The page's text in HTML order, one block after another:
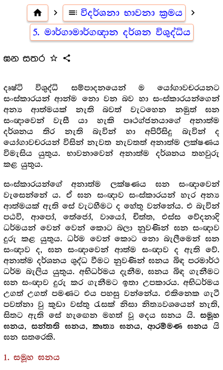
home navigate_next toc විදර්ශනා භාවනා ක්‍රමය navigate_next
5. මාර්ගාමාර්ගඥාන දර්ශන විශුද්ධිය
ඝන සතර star_outline share
දෘෂ්ටි විශුද්ධි සම්පාදනයෙන් ම යෝගාවචරයනට
සංස්කාරයන් ආන්ම නො වන බව හා සංස්කාරයන්ගෙන්
අන්‍ය ආත්මයක් නැති බවත් වැටහෙන නමුත් ඝන
සංඥාවෙන් වැසී යා හැකි පෘථග්ජනයාගේ අනාත්ම
දර්ශනය තිර නැති බැවින් හා අපිරිසිදු බැවින් ද
යෝගාවචරයන් විසින් නැවත නැවතත් අනාත්ම ලක්ෂණය
විමැසිය යුතුය. භාවනාවෙන් අනාත්ම දර්ශනය තහවුරු
කළ යුතුය.
සංස්කාරයන්ගේ අනාත්ම ලක්ෂණය ඝන සංඥාවෙන්
වැසෙන්නේ ය. ඒ ඝන සංඥාව සංස්කාරයන් හැර අන්‍ය
ආත්මයක් ඇති සේ වැටහීමට ද හේතු වන්නේය. එ බැවින්
පඨවි, ආපෝ, තේජෝ, වායෝ, චිත්ත, එස්ස වේදනාදි
ධර්මයන් වෙන් වෙන් කොට බලා නුවණින් ඝන සංඥාව
දුරු කළ යුතුය. ධර්ම වෙන් කොට නො බැලීමෙන් ඝන
සංඥාව ද, ඝන සංඥාවෙන් ආත්ම සංඥාව ද ඇති වේ.
අනාත්ම දර්ශනය ශුද්ධ වීමට නුවණින් ඝනය බිඳ පරමාර්ථ
ධර්ම බැලිය යුතුය. අභිධර්මය දැනීම, ඝනය බිඳ ගැනීමට
ඝන සංඥාව දුරු කර ගැනීමට ඉතා උපකාරය. අභිධර්මය
උගත් උගත් පමණට එය පහසු වන්නේය. එකිනෙක ගැටී
පවත්නා වු කුඩා වස්තු රැසක් නිසා නිත්‍යවශයෙන් නැති,
සිතට ඇති සේ හැඟෙන මහත් වූ දෙය ඝනය යි.සමූහ
ඝනය, සන්තති ඝනය, කෘත්‍ය ඝනය, ආරම්මණ ඝනය
යි
ඝන සතරෙකි.
1. සමූහ ඝනය